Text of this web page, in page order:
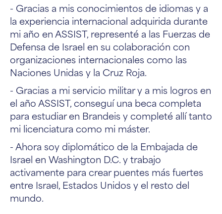
- Gracias a mis conocimientos de idiomas y a
la experiencia internacional adquirida durante
mi año en ASSIST, representé a las Fuerzas de
Defensa de Israel en su colaboración con
organizaciones internacionales como las
Naciones Unidas y la Cruz Roja.
- Gracias a mi servicio militar y a mis logros en
el año ASSIST, conseguí una beca completa
para estudiar en Brandeis y completé allí tanto
mi licenciatura como mi máster.
- Ahora soy diplomático de la Embajada de
Israel en Washington D.C. y trabajo
activamente para crear puentes más fuertes
entre Israel, Estados Unidos y el resto del
mundo.